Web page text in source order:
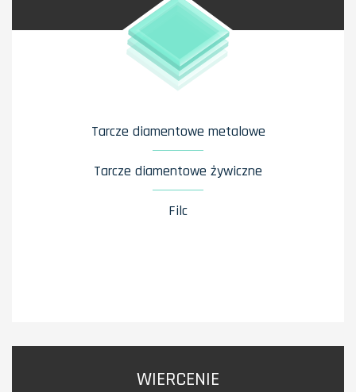
Tarcze diamentowe metalowe
Tarcze diamentowe żywiczne
Filc
WIERCENIE